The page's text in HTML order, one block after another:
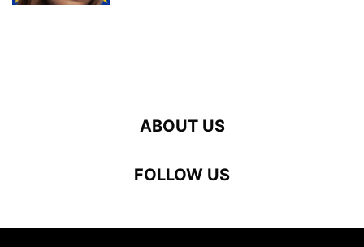
ABOUT US
FOLLOW US